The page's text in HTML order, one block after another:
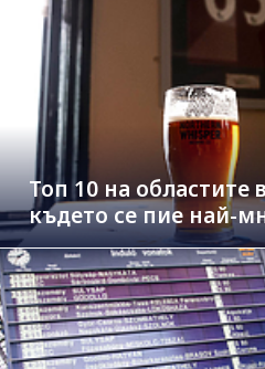
Топ 10 на областите
където се пие най-